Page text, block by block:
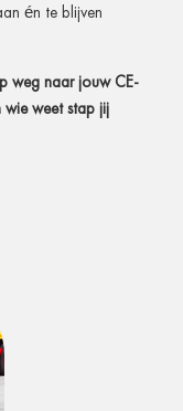
én te blijven
weg naar jouw CE-
weet stap jij